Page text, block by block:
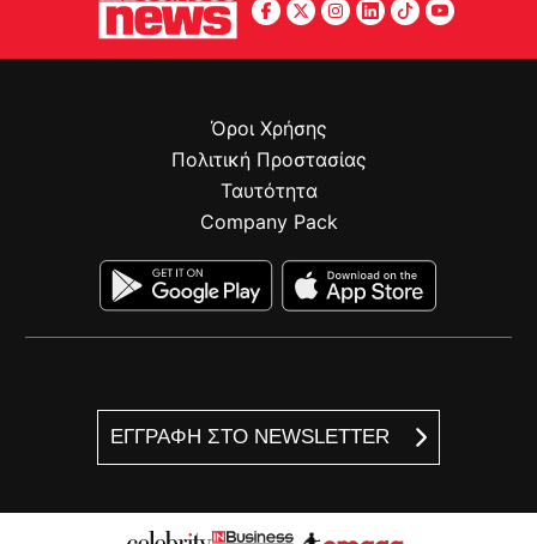
ΕΓΓΡΑΦΗ ΣΤΟ NEWSLETTER
Όροι Χρήσης
Πολιτική Προστασίας
Ταυτότητα
Company Pack